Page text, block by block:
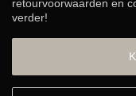
retourvoorwaarden en
verder!